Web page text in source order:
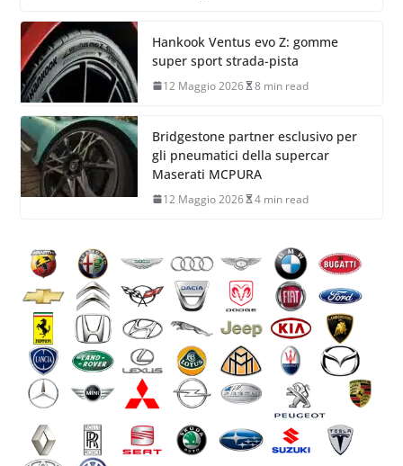
Hankook Ventus evo Z: gomme
super sport strada-pista
12 Maggio 2026 8 min read
Bridgestone partner esclusivo per
gli pneumatici della supercar
Maserati MCPURA
12 Maggio 2026 4 min read